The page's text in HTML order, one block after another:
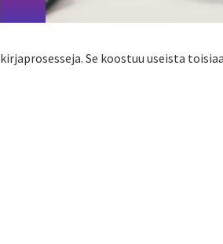
Se koostuu useista